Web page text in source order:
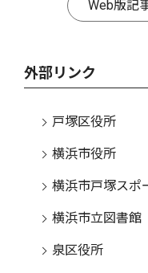
Web版記
外部リンク
戸塚区役所
横浜市役所
横浜市戸塚スポ
横浜市立図書館
泉区役所